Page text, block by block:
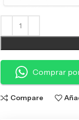
Comprar
Compare